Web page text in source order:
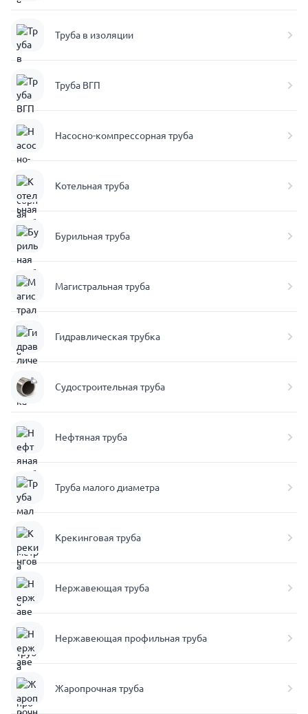
Труба в изоляции
Труба ВГП
Насосно-компрессорная труба
Котельная труба
Бурильная труба
Магистральная труба
Гидравлическая трубка
Судостроительная труба
Нефтяная труба
Труба малого диаметра
Крекинговая труба
Нержавеющая труба
Нержавеющая профильная труба
Жаропрочная труба